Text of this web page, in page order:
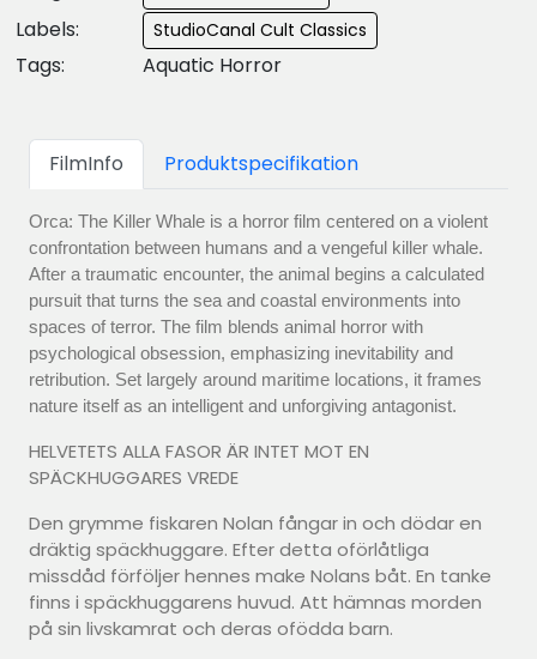
Labels: StudioCanal Cult Classics
Tags: Aquatic Horror
FilmInfo Produktspecifikation
Orca: The Killer Whale is a horror film centered on a violent
confrontation between humans and a vengeful killer whale.
After a traumatic encounter, the animal begins a calculated
pursuit that turns the sea and coastal environments into
spaces of terror. The film blends animal horror with
psychological obsession, emphasizing inevitability and
retribution. Set largely around maritime locations, it frames
nature itself as an intelligent and unforgiving antagonist.
HELVETETS ALLA FASOR ÄR INTET MOT EN
SPÄCKHUGGARES VREDE
Den grymme fiskaren Nolan fångar in och dödar en
dräktig späckhuggare. Efter detta oförlåtliga
missdåd förföljer hennes make Nolans båt. En tanke
finns i späckhuggarens huvud. Att hämnas morden
på sin livskamrat och deras ofödda barn.